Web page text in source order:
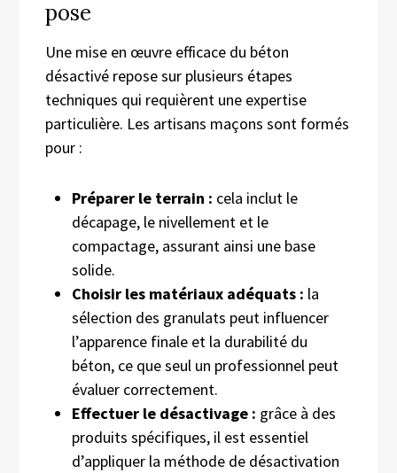
pose
Une mise en œuvre efficace du béton
désactivé repose sur plusieurs étapes
techniques qui requièrent une expertise
particulière. Les artisans maçons sont formés
pour :
Préparer le terrain : cela inclut le
décapage, le nivellement et le
compactage, assurant ainsi une base
solide.
Choisir les matériaux adéquats : la
sélection des granulats peut influencer
l’apparence finale et la durabilité du
béton, ce que seul un professionnel peut
évaluer correctement.
Effectuer le désactivage : grâce à des
produits spécifiques, il est essentiel
d’appliquer la méthode de désactivation